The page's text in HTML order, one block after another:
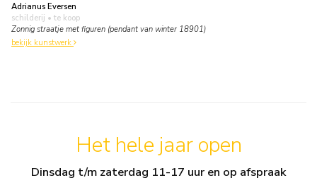
Adrianus Eversen
schilderij • te koop
Zonnig straatje met figuren (pendant van winter 18901)
bekijk kunstwerk
Het hele jaar open
Dinsdag t/m zaterdag 11-17 uur en op afspraak